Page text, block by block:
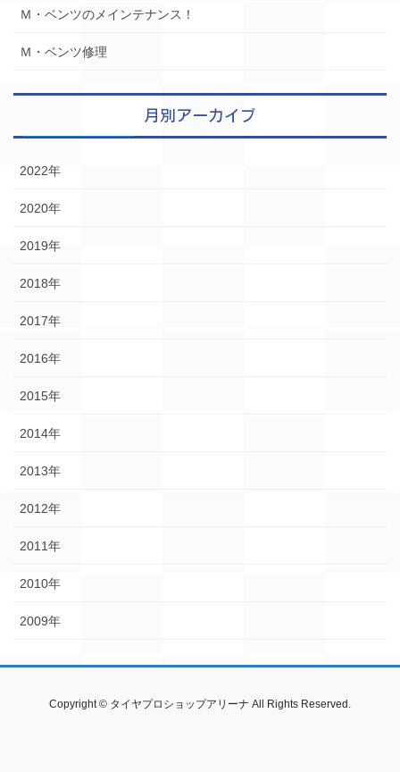
Ｍ・ベンツのメインテナンス！
Ｍ・ベンツ修理
月別アーカイブ
2022年
2020年
2019年
2018年
2017年
2016年
2015年
2014年
2013年
2012年
2011年
2010年
2009年
Copyright © タイヤプロショップアリーナ All Rights Reserved.